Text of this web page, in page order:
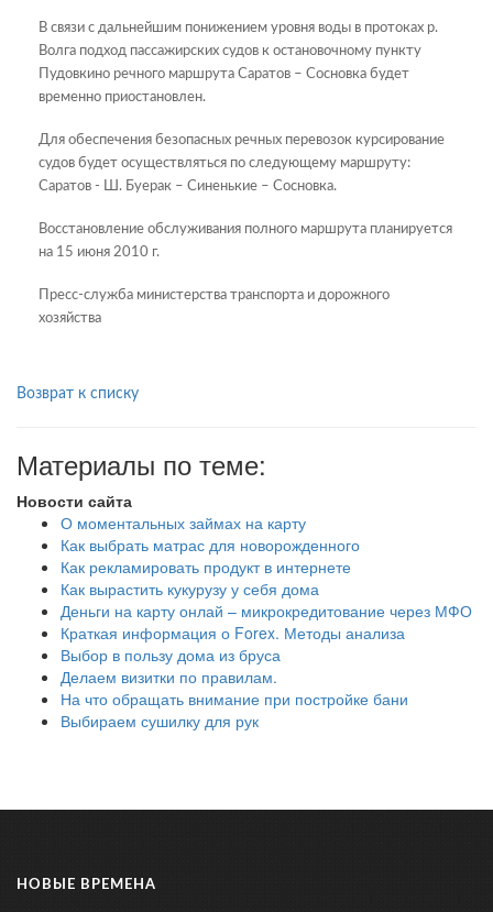
В связи с дальнейшим понижением уровня воды в протоках р.
Волга подход пассажирских судов к остановочному пункту
Пудовкино речного маршрута Саратов – Сосновка будет
временно приостановлен.
Для обеспечения безопасных речных перевозок курсирование
судов будет осуществляться по следующему маршруту:
Саратов - Ш. Буерак – Синенькие – Сосновка.
Восстановление обслуживания полного маршрута планируется
на 15 июня 2010 г.
Пресс-служба министерства транспорта и дорожного
хозяйства
Возврат к списку
Материалы по теме:
Новости сайта
О моментальных займах на карту
Как выбрать матрас для новорожденного
Как рекламировать продукт в интернете
Как вырастить кукурузу у себя дома
Деньги на карту онлай – микрокредитование через МФО
Краткая информация о Forex. Методы анализа
Выбор в пользу дома из бруса
Делаем визитки по правилам.
На что обращать внимание при постройке бани
Выбираем сушилку для рук
НОВЫЕ ВРЕМЕНА